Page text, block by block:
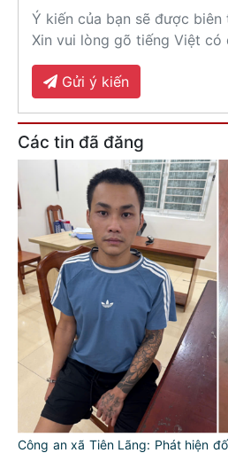
Ý kiến của bạn sẽ được
Xin vui lòng gõ tiếng Việt có
Gửi ý kiến
Các tin đã đăng
Công an xã Tiên Lãng: Phát hiện